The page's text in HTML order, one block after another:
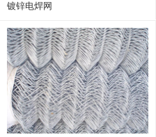
镀锌电焊网